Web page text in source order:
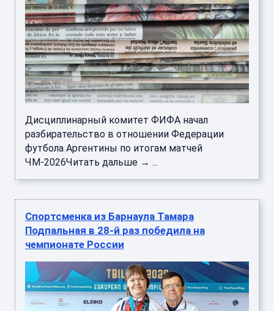
Дисциплинарный комитет ФИФА начал
разбирательство в отношении Федерации
футбола Аргентины по итогам матчей
ЧМ-2026Читать дальше → ...
Спортсменка из Барнаула Тамара
Подпальная в 28-й раз победила на
чемпионате России